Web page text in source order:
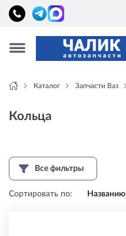
Каталог Запчасти Ваз
Кольца
Все фильтры
Сортировать по: Названию